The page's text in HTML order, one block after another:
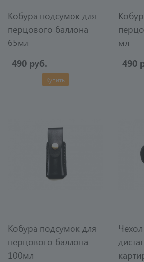
Кобура подсумок для
перцового баллона
65мл
490 руб.
Купить
мл
490
Кобура подсумок для
перцового баллона
100мл